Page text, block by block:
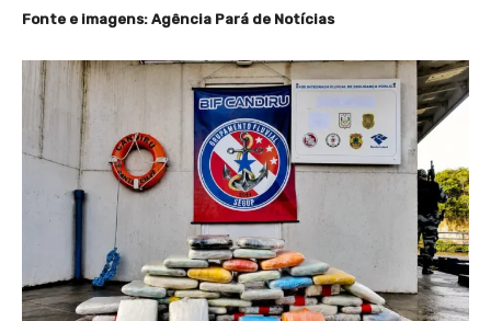
Fonte e imagens: Agência Pará de Notícias